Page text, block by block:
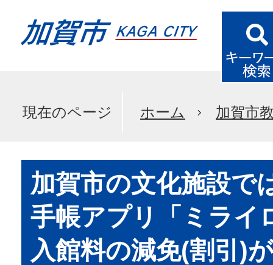
現在のページ ホーム 加賀市
加賀市の文化施設で
手帳アプリ「ミライ
入館料の減免(割引)